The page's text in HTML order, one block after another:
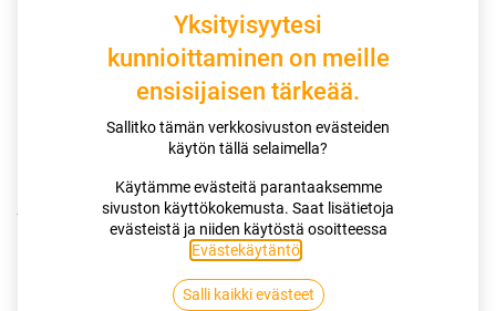
Kauppa 195/60R15 88H YOKOHAMA BLUEARTH-ES ES32
195/60R15 88H YOKOHAMA
Yksityisyytesi
kunnioittaminen on meille
ensisijaisen tärkeää.
Sallitko tämän verkkosivuston evästeiden
käytön tällä selaimella?
Käytämme evästeitä parantaaksemme
sivuston käyttökokemusta. Saat lisätietoja
evästeistä ja niiden käytöstä osoitteessa
Evästekäytäntö
Salli kaikki evästeet